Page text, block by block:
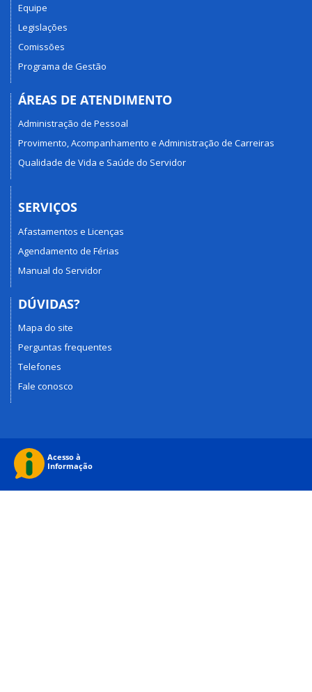
Equipe
Legislações
Comissões
Programa de Gestão
ÁREAS DE ATENDIMENTO
Administração de Pessoal
Provimento, Acompanhamento e Administração de Carreiras
Qualidade de Vida e Saúde do Servidor
SERVIÇOS
Afastamentos e Licenças
Agendamento de Férias
Manual do Servidor
DÚVIDAS?
Mapa do site
Perguntas frequentes
Telefones
Fale conosco